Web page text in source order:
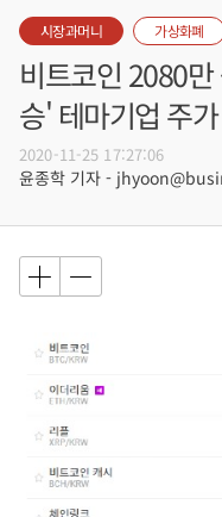
시장과머니 가상화폐
비트코인 2080
승' 테마기업 주
2020-11-25 17:27:06
윤종학 기자 -